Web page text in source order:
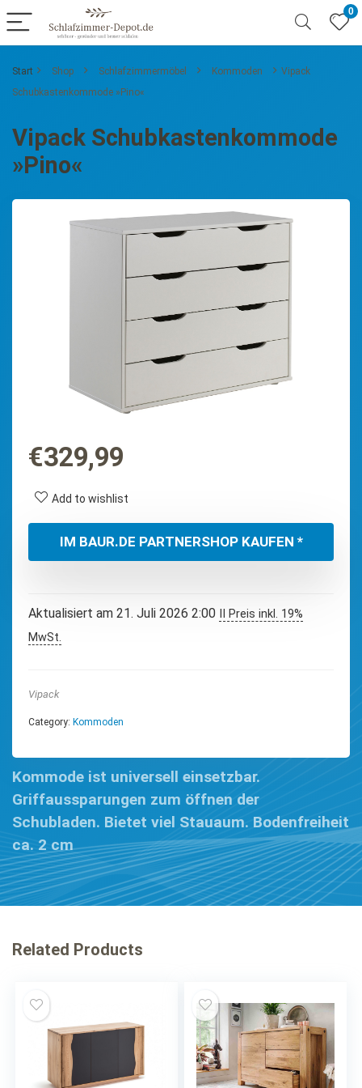
0
Start Shop Schlafzimmermöbel Kommoden
Vipack
Schubkastenkommode »Pino«
Vipack Schubkastenkommode
»Pino«
€329,99
Add to wishlist
IM BAUR.DE PARTNERSHOP KAUFEN *
Aktualisiert am 21. Juli 2026 2:00
II Preis inkl. 19%
MwSt.
Vipack
Category: Kommoden
Kommode ist universell einsetzbar.
Griffaussparungen zum öffnen der
Schubladen. Bietet viel Stauaum. Bodenfreiheit
ca. 2 cm
Related Products